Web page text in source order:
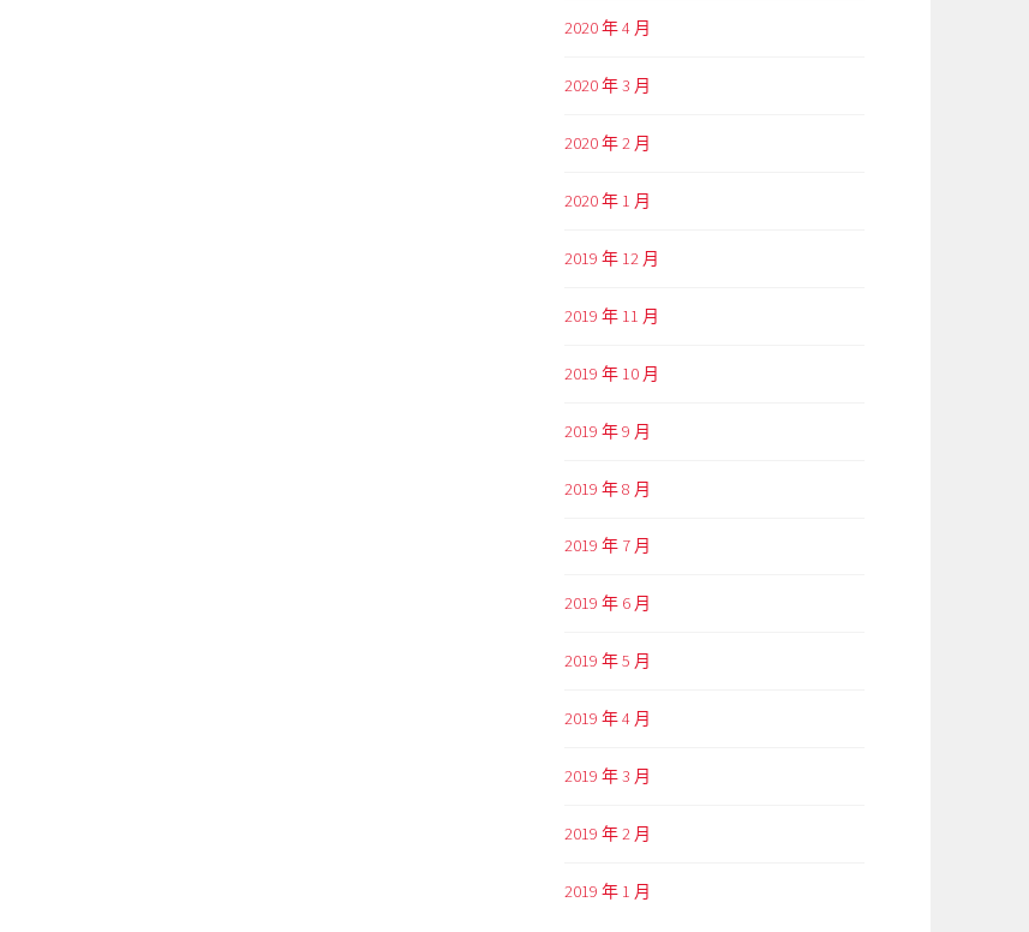
2020 年 4 月
2020 年 3 月
2020 年 2 月
2020 年 1 月
2019 年 12 月
2019 年 11 月
2019 年 10 月
2019 年 9 月
2019 年 8 月
2019 年 7 月
2019 年 6 月
2019 年 5 月
2019 年 4 月
2019 年 3 月
2019 年 2 月
2019 年 1 月